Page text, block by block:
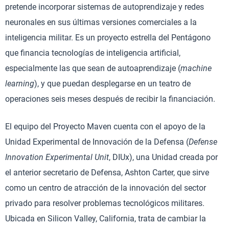
pretende incorporar sistemas de autoprendizaje y redes
neuronales en sus últimas versiones comerciales a la
inteligencia militar. Es un proyecto estrella del Pentágono
que financia tecnologías de inteligencia artificial,
especialmente las que sean de autoaprendizaje (machine
learning), y que puedan desplegarse en un teatro de
operaciones seis meses después de recibir la financiación.
El equipo del Proyecto Maven cuenta con el apoyo de la
Unidad Experimental de Innovación de la Defensa (Defense
Innovation Experimental Unit, DIUx), una Unidad creada por
el anterior secretario de Defensa, Ashton Carter, que sirve
como un centro de atracción de la innovación del sector
privado para resolver problemas tecnológicos militares.
Ubicada en Silicon Valley, California, trata de cambiar la